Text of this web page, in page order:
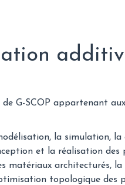
G-SCOP appartenant
la simulation, la
et la réalisation des
matériaux architecturés,
topologique des